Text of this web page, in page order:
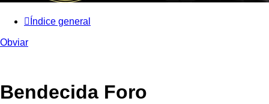
Índice general
Obviar
Bendecida Foro